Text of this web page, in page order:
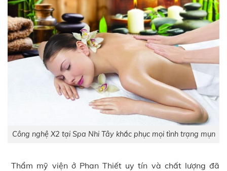
Công nghệ X2 tại Spa Nhi Tây khắc phục mọi tình trạng mụn
Thẩm mỹ viện ở Phan Thiết uy tín và chất lượng đã